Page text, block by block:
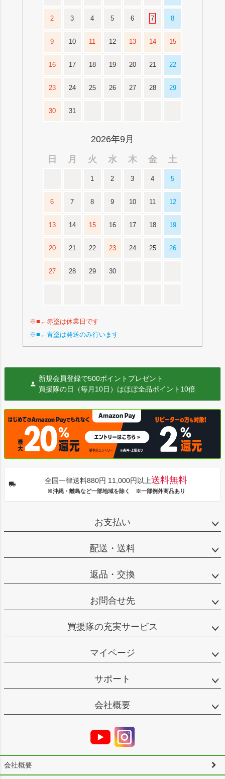
2 3 4 5 6 7 8
9 10 11 12 13 14 15
16 17 18 19 20 21 22
23 24 25 26 27 28 29
30 31
2026年9月
日
月 火 水 木 金 土
1 2 3 4 5
6 7 8 9 10 11 12
13 14 15 16 17 18 19
20 21 22 23 24 25 26
27 28 29 30
※■←赤塗は休業日です
※■←青塗は発送のみ行います
新規会員登録で500ポイントプレゼント
買援隊の日（毎月10日）はほぼ全品ポイント10倍
全国一律送料880円 11,000円以上送料無料
※沖縄・離島など一部地域を除く ※一部例外商品あり
お支払い
配送・送料
返品・交換
お問合せ先
買援隊の充実サービス
マイページ
サポート
会社概要
会社概要